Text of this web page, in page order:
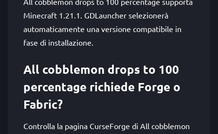
Minecraft 1.21.1. GDLauncher selezionerà
automaticamente una versione compatibile in
fase di installazione.
All cobblemon drops to 100
percentage richiede Forge o
Fabric?
Controlla la pagina CurseForge di All cobblemon